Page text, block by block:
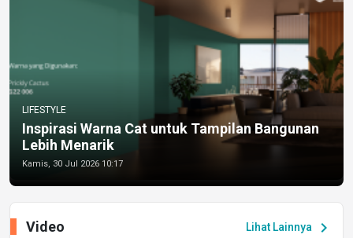
LIFESTYLE
Inspirasi Warna Cat untuk Tampilan Bangunan
Lebih Menarik
Kamis, 30 Jul 2026 10:17
Lihat Lainnya chevron_right
Video